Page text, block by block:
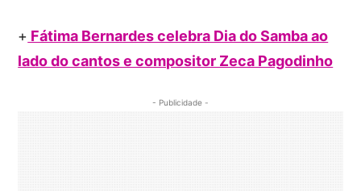
+ Fátima Bernardes celebra Dia do Samba ao
lado do cantos e compositor Zeca Pagodinho
- Publicidade -